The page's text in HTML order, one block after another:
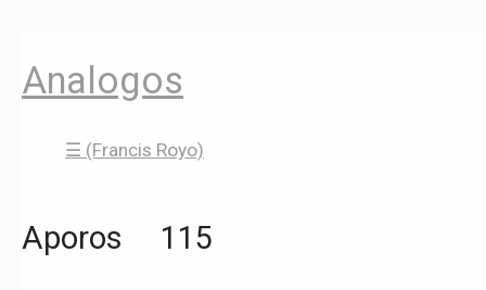
Analogos
☰ (Francis Royo)
Aporos 115